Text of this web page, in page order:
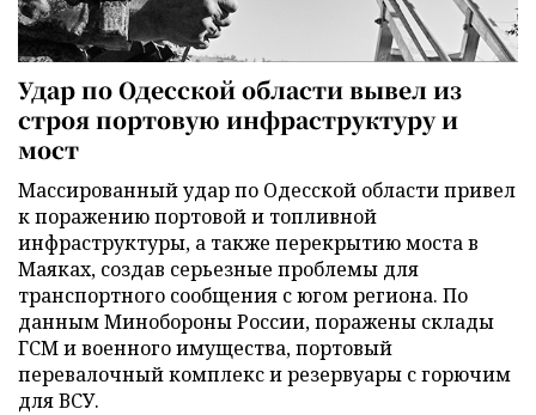
Удар по Одесской области вывел из
строя портовую инфраструктуру и
мост
Массированный удар по Одесской области привел
к поражению портовой и топливной
инфраструктуры, а также перекрытию моста в
Маяках, создав серьезные проблемы для
транспортного сообщения с югом региона. По
данным Минобороны России, поражены склады
ГСМ и военного имущества, портовый
перевалочный комплекс и резервуары с горючим
для ВСУ.